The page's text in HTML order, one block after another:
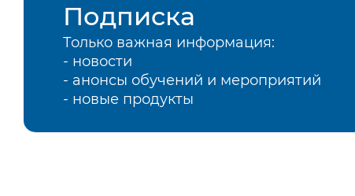
Подписка
Только важная информация:
- новости
- анонсы обучений и мероприятий
- новые продукты